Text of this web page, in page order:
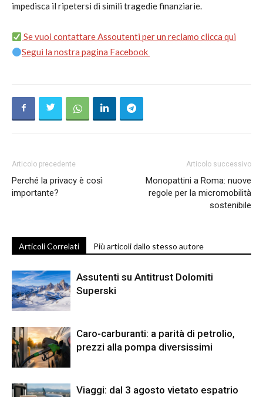
impedisca il ripetersi di simili tragedie finanziarie.
Se vuoi contattare Assoutenti per un reclamo clicca qui
Segui la nostra pagina Facebook
Articolo precedente
Perché la privacy è così
importante?
Articolo successivo
Monopattini a Roma: nuove
regole per la micromobilità
sostenibile
Articoli Correlati Più articoli dallo stesso autore
Assutenti su Antitrust Dolomiti
Superski
Caro-carburanti: a parità di petrolio,
prezzi alla pompa diversissimi
Viaggi: dal 3 agosto vietato espatrio